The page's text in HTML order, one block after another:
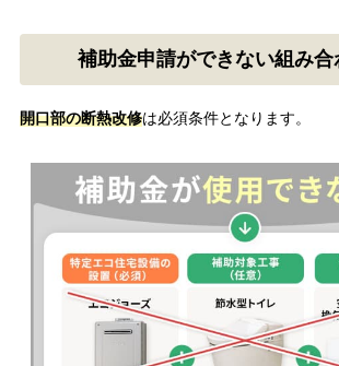
補助金申請ができない組み合
開口部の断熱改修は必須条件となります。